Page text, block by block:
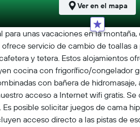
unas vacaciones en la
servicio de cambio de
y tetera. Estos alojamientos
cocina con frigorífico/congelador
con bañera de
acceso a Internet wifi gratis.
posible solicitar juegos de cama
acceso directo a las pistas de
Ver en el mapa